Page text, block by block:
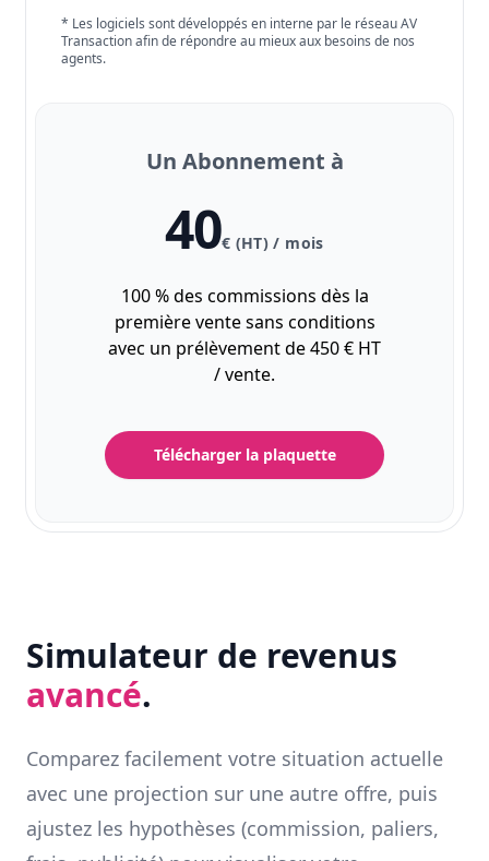
* Les logiciels sont développés en interne par le réseau AV
Transaction afin de répondre au mieux aux besoins de nos
agents.
Un Abonnement à
40€ (HT) / mois
100 % des commissions dès la
première vente sans conditions
avec un prélèvement de 450 € HT
/ vente.
Télécharger la plaquette
Simulateur de revenus
avancé.
Comparez facilement votre situation actuelle
avec une projection sur une autre offre, puis
ajustez les hypothèses (commission, paliers,